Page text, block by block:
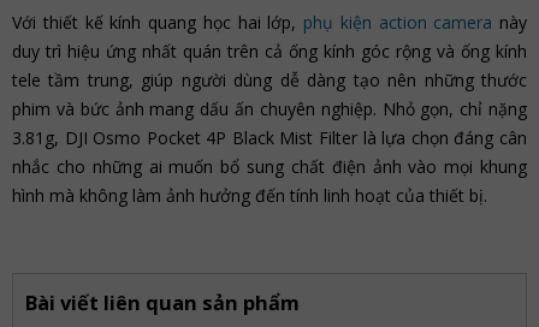
Với thiết kế kính quang học hai lớp, phụ kiện action camera này
duy trì hiệu ứng nhất quán trên cả ống kính góc rộng và ống kính
tele tầm trung, giúp người dùng dễ dàng tạo nên những thước
phim và bức ảnh mang dấu ấn chuyên nghiệp. Nhỏ gọn, chỉ nặng
3.81g, DJI Osmo Pocket 4P Black Mist Filter là lựa chọn đáng cân
nhắc cho những ai muốn bổ sung chất điện ảnh vào mọi khung
hình mà không làm ảnh hưởng đến tính linh hoạt của thiết bị.
Bài viết liên quan sản phẩm